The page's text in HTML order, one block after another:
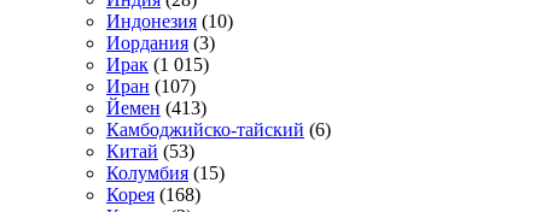
Индонезия (10)
Иордания (3)
Ирак (1 015)
Иран (107)
Йемен (413)
Камбоджийско-тайский (6)
Китай (53)
Колумбия (15)
Корея (168)